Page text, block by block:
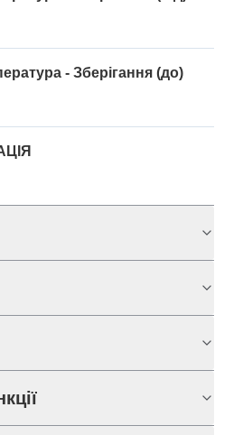
- Зберігання (до)